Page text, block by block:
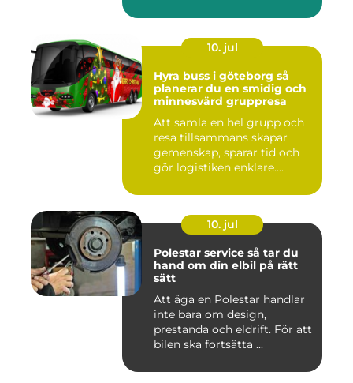
10. jul
Hyra buss i göteborg så
planerar du en smidig och
minnesvärd gruppresa
Att samla en hel grupp och
resa tillsammans skapar
gemenskap, sparar tid och
gör logistiken enklare....
10. jul
Polestar service så tar du
hand om din elbil på rätt
sätt
Att äga en Polestar handlar
inte bara om design,
prestanda och eldrift. För att
bilen ska fortsätta ...